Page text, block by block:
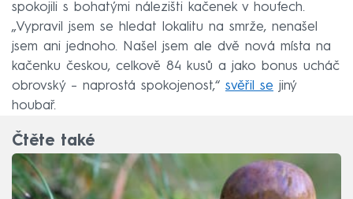
spokojili s bohatými nálezišti kačenek v houfech.
„Vypravil jsem se hledat lokalitu na smrže, nenašel
jsem ani jednoho. Našel jsem ale dvě nová místa na
kačenku českou, celkově 84 kusů a jako bonus ucháč
obrovský – naprostá spokojenost,“ svěřil se jiný
houbař.
Čtěte také